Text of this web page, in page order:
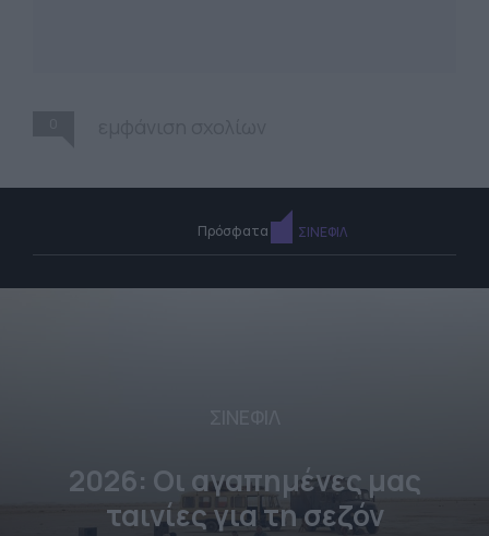
Πρόσφατα ΣΙΝΕΦΙΛ
2026: Οι αγαπημένες μας
ταινίες για τη σεζόν